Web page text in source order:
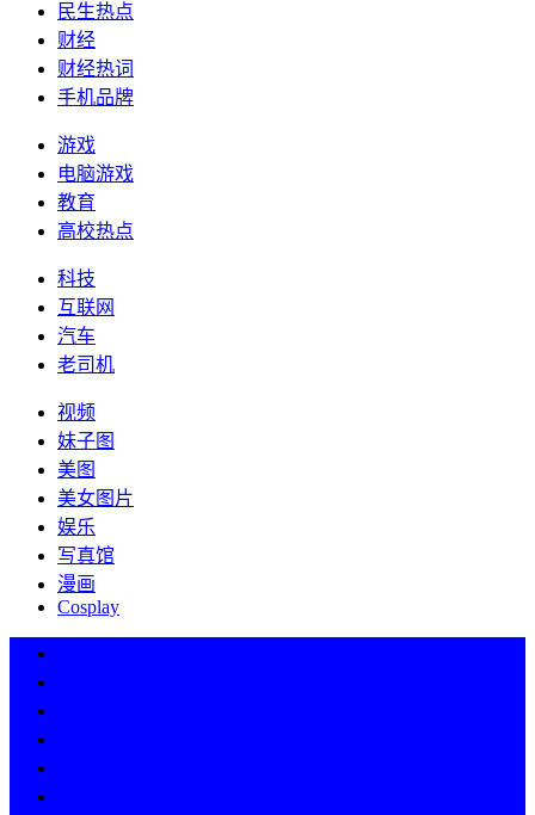
民生热点
财经
财经热词
手机品牌
游戏
电脑游戏
教育
高校热点
科技
互联网
汽车
老司机
视频
妹子图
美图
美女图片
娱乐
写真馆
漫画
Cosplay